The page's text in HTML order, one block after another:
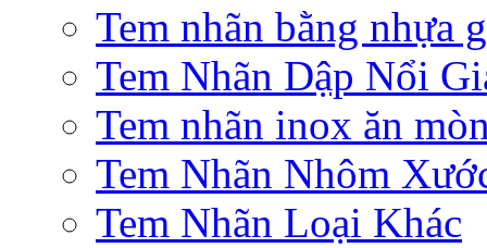
Tem nhãn bằng nhựa
Tem Nhãn Dập Nổi
Tem nhãn inox ăn
Tem Nhãn Nhôm
Tem Nhãn Loại Khác